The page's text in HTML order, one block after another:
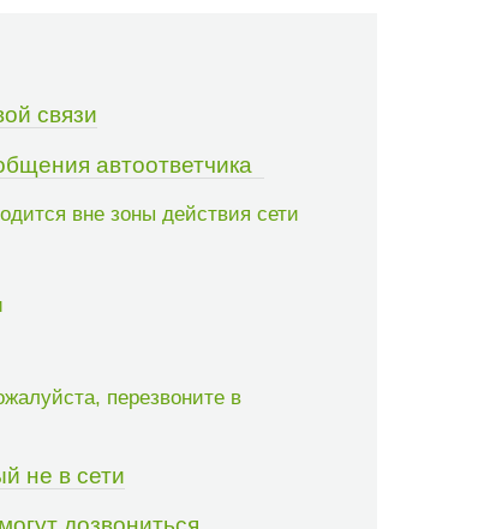
связи
автоответчика
вне зоны действия сети
перезвоните в
не в сети